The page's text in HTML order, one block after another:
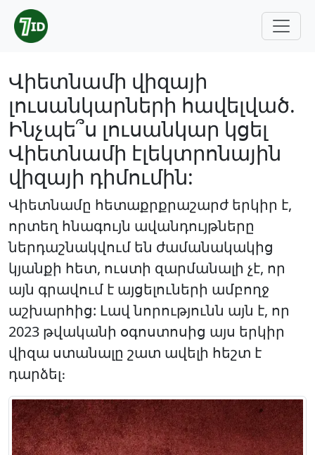
Վիետնամի վիզայի
լուսանկարների հավելված.
Ինչպե՞ս լուսանկար կցել
Վիետնամի էլեկտրոնային
վիզայի դիմումին:
Վիետնամը հետաքրքրաշարժ երկիր է,
որտեղ հնագույն ավանդույթները
ներդաշնակվում են ժամանակակից
կյանքի հետ, ուստի զարմանալի չէ, որ
այն գրավում է այցելուների ամբողջ
աշխարհից: Լավ նորությունն այն է, որ
2023 թվականի օգոստոսից այս երկիր
վիզա ստանալը շատ ավելի հեշտ է
դարձել։